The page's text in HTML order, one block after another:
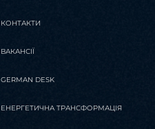
КОНТАКТИ
ВАКАНСІЇ
GERMAN DESK
ЕНЕРГЕТИЧНА ТРАНСФОРМАЦІЯ